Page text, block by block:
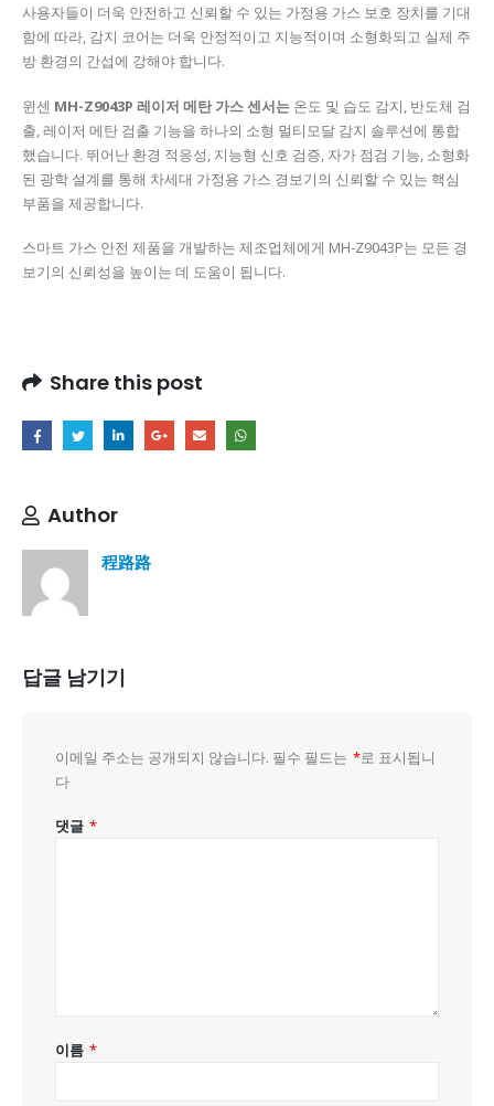
사용자들이 더욱 안전하고 신뢰할 수 있는 가정용 가스 보호 장치를 기대
함에 따라, 감지 코어는 더욱 안정적이고 지능적이며 소형화되고 실제 주
방 환경의 간섭에 강해야 합니다.
윈센 MH-Z9043P 레이저 메탄 가스 센서는 온도 및 습도 감지, 반도체 검
출, 레이저 메탄 검출 기능을 하나의 소형 멀티모달 감지 솔루션에 통합
했습니다. 뛰어난 환경 적응성, 지능형 신호 검증, 자가 점검 기능, 소형화
된 광학 설계를 통해 차세대 가정용 가스 경보기의 신뢰할 수 있는 핵심
부품을 제공합니다.
스마트 가스 안전 제품을 개발하는 제조업체에게 MH-Z9043P는 모든 경
보기의 신뢰성을 높이는 데 도움이 됩니다.
Share this post
Author
程路路
답글 남기기
이메일 주소는 공개되지 않습니다. 필수 필드는 *로 표시됩니
다
댓글 *
이름 *